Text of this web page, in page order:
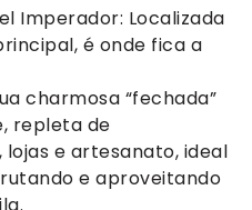
Imperador: Localizada
é onde fica a
charmosa “fechada”
repleta de
e artesanato, ideal
e aproveitando